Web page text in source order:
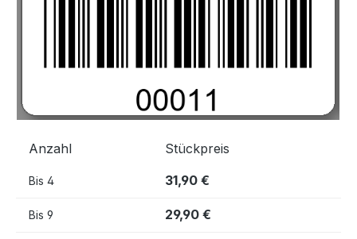
Anzahl Stückpreis
Bis 4 31,90 €
Bis 9 29,90 €